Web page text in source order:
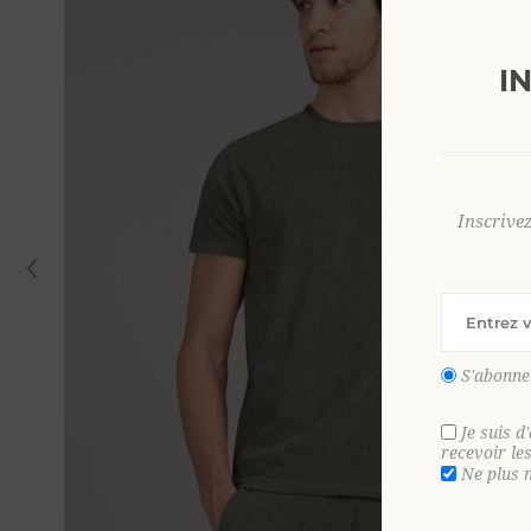
Je suis
recevoir
Ne plus